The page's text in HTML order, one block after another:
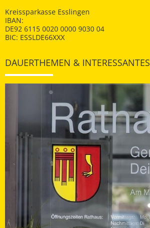
Kreissparkasse Esslingen
IBAN:
DE92 6115 0020 0000 9030 04
BIC: ESSLDE66XXX
DAUERTHEMEN & INTERESSANTES